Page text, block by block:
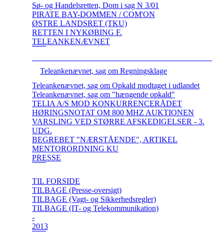
Sø- og Handelsretten, Dom i sag N 3/01
PIRATE BAY-DOMMEN / COM'ON
ØSTRE LANDSRET (TKU)
RETTEN I NYKØBING F.
TELEANKENÆVNET
Teleankenævnet, sag om Regningsklage
Teleankenævnet, sag om Opkald modtaget i udlandet
Teleankenævnet, sag om "hængende opkald"
TELIA A/S MOD KONKURRENCERÅDET
HØRINGSNOTAT OM 800 MHZ AUKTIONEN
VARSLING VED STØRRE AFSKEDIGELSER - 3.
UDG.
BEGREBET "NÆRSTÅENDE", ARTIKEL
MENTORORDNING KU
PRESSE
TIL FORSIDE
TILBAGE (Presse-oversigt)
TILBAGE (Vagt- og Sikkerhedsregler)
TILBAGE (IT- og Telekommunikation)
-
2013